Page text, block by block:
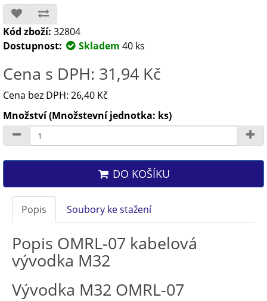
Kód zboží: 32804
Dostupnost:
Skladem 40 ks
Cena s DPH: 31,94 Kč
Cena bez DPH: 26,40 Kč
Množství (Množstevní jednotka: ks)
DO KOŠÍKU
Popis Soubory ke stažení
Popis OMRL-07 kabelová
vývodka M32
Vývodka M32 OMRL-07